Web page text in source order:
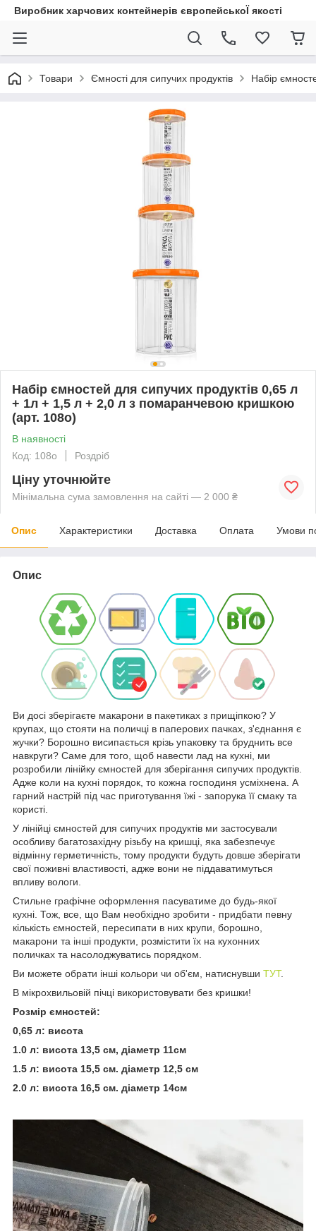
Виробник харчових контейнерів європейськоЇ якості
Товари Ємності для сипучих продуктів Набір
Набір ємностей для сипучих продуктів 0,65 л
+ 1л + 1,5 л + 2,0 л з помаранчевою кришкою
(арт. 108о)
В наявності
Код: 108о
Роздріб
Ціну уточнюйте
Мінімальна сума замовлення на сайті — 2 000 ₴
Опис Характеристики Доставка Оплата Умови
Опис
Ви досі зберігаєте макарони в пакетиках з прищіпкою? У
крупах, що стояти на поличці в паперових пачках, з'єднання є
жучки? Борошно висипається крізь упаковку та бруднить все
навкруги? Саме для того, щоб навести лад на кухні, ми
розробили лінійку ємностей для зберігання сипучих продуктів.
Адже коли на кухні порядок, то кожна господиня усміхнена. А
гарний настрій під час приготування їжі - запорука її смаку та
користі.
У лінійці ємностей для сипучих продуктів ми застосували
особливу багатозахідну різьбу на кришці, яка забезпечує
відмінну герметичність, тому продукти будуть довше зберігати
свої поживні властивості, адже вони не піддаватимуться
впливу вологи.
Стильне графічне оформлення пасуватиме до будь-якої
кухні. Тож, все, що Вам необхідно зробити - придбати певну
кількість ємностей, пересипати в них крупи, борошно,
макарони та інші продукти, розмістити їх на кухонних
поличках та насолоджуватись порядком.
Ви можете обрати інші кольори чи об'єм, натиснувши ТУТ.
В мікрохвильовій пічці використовувати без кришки!
Розмір ємностей:
0,65 л: висота
1.0 л: висота 13,5 см, діаметр 11см
1.5 л: висота 15,5 см. діаметр 12,5 см
2.0 л: висота 16,5 см. діаметр 14см